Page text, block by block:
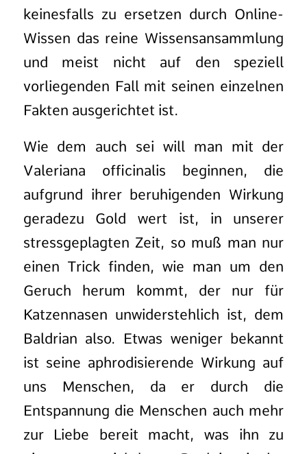
keinesfalls zu ersetzen durch Online-
Wissen das reine Wissensansammlung
und meist nicht auf den speziell
vorliegenden Fall mit seinen einzelnen
Fakten ausgerichtet ist.
Wie dem auch sei will man mit der
Valeriana officinalis beginnen, die
aufgrund ihrer beruhigenden Wirkung
geradezu Gold wert ist, in unserer
stressgeplagten Zeit, so muß man nur
einen Trick finden, wie man um den
Geruch herum kommt, der nur für
Katzennasen unwiderstehlich ist, dem
Baldrian also. Etwas weniger bekannt
ist seine aphrodisierende Wirkung auf
uns Menschen, da er durch die
Entspannung die Menschen auch mehr
zur Liebe bereit macht, was ihn zu